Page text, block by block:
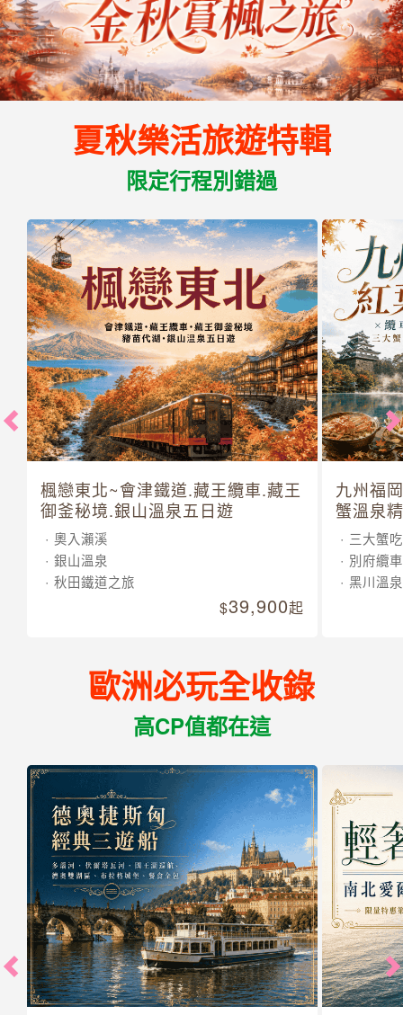
夏秋樂活旅遊特輯
限定行程別錯過
楓戀東北~會津鐵道.藏王纜車.藏王
御釜秘境.銀山溫泉五日遊
奧入瀨溪
銀山溫泉
秋田鐵道之旅
39,900起
九州福
蟹溫泉
三大蟹
別府纜車
黑川溫泉
歐洲必玩全收錄
高CP值都在這